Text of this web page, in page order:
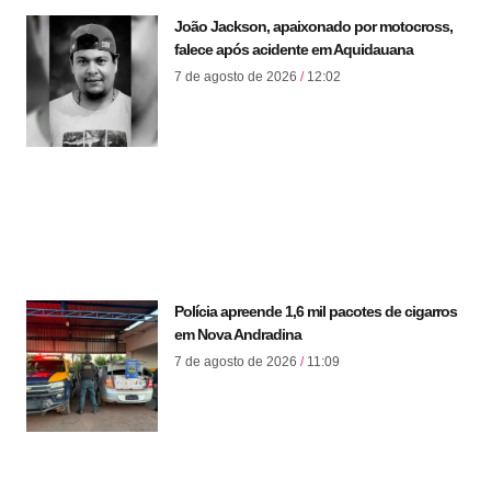
João Jackson, apaixonado por motocross,
falece após acidente em Aquidauana
7 de agosto de 2026 12:02
Polícia apreende 1,6 mil pacotes de cigarros
em Nova Andradina
7 de agosto de 2026 11:09